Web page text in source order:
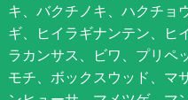
キ、バクチノキ、ハクチョ
ギ、ヒイラギナンテン、ヒ
ラカンサス、ビワ、プリペ
モチ、ボックスウッド、マ